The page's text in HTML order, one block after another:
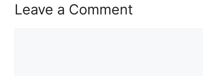
Leave a Comment